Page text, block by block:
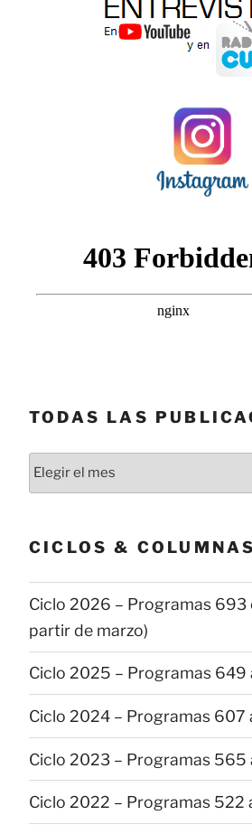
TODAS LAS
Todas
CICLOS & COLUMNAS
Ciclo 2026 – Programas 693
partir de marzo)
Ciclo 2025 – Programas 649
Ciclo 2024 – Programas 607
Ciclo 2023 – Programas 565
Ciclo 2022 – Programas 522